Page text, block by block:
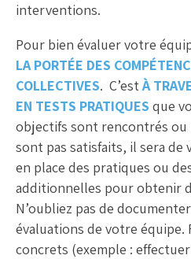
interventions.
Pour bien évaluer votre
LA PORTÉE DES
COLLECTIVES. C’estÀ
EN TESTS PRATIQUES que
objectifs sont rencontrés ou
sont pas satisfaits, il sera
en place des pratiques ou
additionnelles pour obtenir
N’oubliez pas de
évaluations de votre équipe.
concrets (exemple :